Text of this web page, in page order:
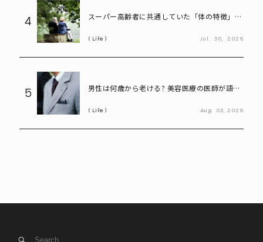
4
スーパー高齢者に共通していた「体の特徴」と
Life Jul. 30, 2026
5
男性は何歳から老ける? 美容医療の医師が語る
Life Aug. 03, 2026